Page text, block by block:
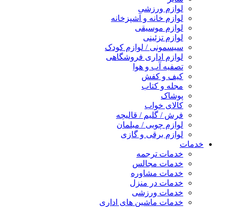
لوازم ورزشی
لوازم خانه و آشپزخانه
لوازم موسیقی
لوازم تزئینی
سیسمونی / لوازم کودک
لوازم اداری فروشگاهی
تصفیه آب و هوا
کیف و کفش
مجله و کتاب
پوشاک
کالای خواب
فرش / گلیم / قالیچه
لوازم چوبی / مبلمان
لوازم برقی و گازی
خدمات
خدمات ترجمه
خدمات مجالس
خدمات مشاوره
خدمات در منزل
خدمات ورزشی
خدمات ماشین های اداری